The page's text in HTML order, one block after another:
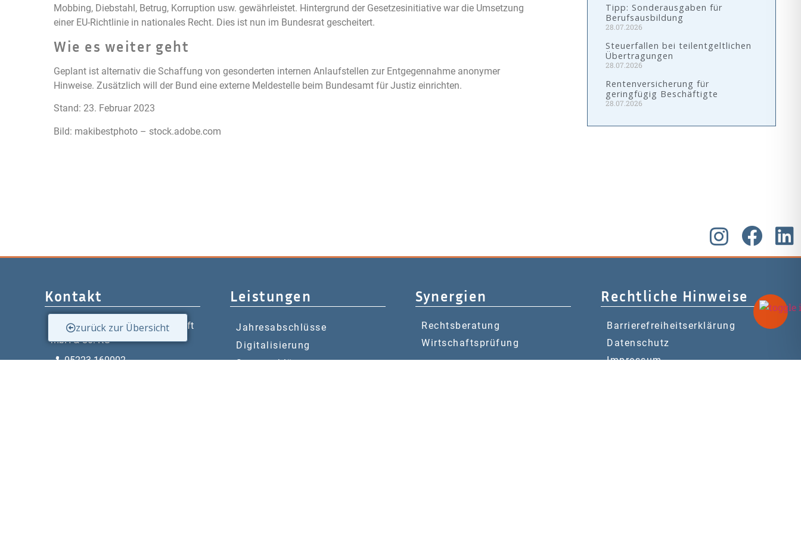
Mobbing, Diebstahl, Betrug, Korruption usw. gewährleistet. Hintergrund der Gesetzesinitiative war die Umsetzung
einer EU-Richtlinie in nationales Recht. Dies ist nun im Bundesrat gescheitert.
Wie es weiter geht
Geplant ist alternativ die Schaffung von gesonderten internen Anlaufstellen zur Entgegennahme anonymer
Hinweise. Zusätzlich will der Bund eine externe Meldestelle beim Bundesamt für Justiz einrichten.
Stand: 23. Februar 2023
Bild: makibestphoto – stock.adobe.com
Tipp: Sonderausgaben für
Berufsausbildung
28.07.2026
Steuerfallen bei teilentgeltlichen
Übertragungen
28.07.2026
Rentenversicherung für
geringfügig Beschäftigte
28.07.2026
zurück zur Übersicht
Kontakt
W&P Steuerberatungsgesellschaft
mbH & Co. KG
05223 160002
Leistungen
Jahresabschlüsse
Digitalisierung
Steuererklärungen
Synergien
Rechtsberatung
Wirtschaftsprüfung
Rechtliche Hinweise
Barrierefreiheitserklärung
Datenschutz
Impressum